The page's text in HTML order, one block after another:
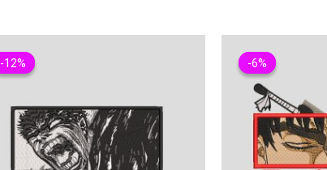
-12%
-12% -6%
-6%